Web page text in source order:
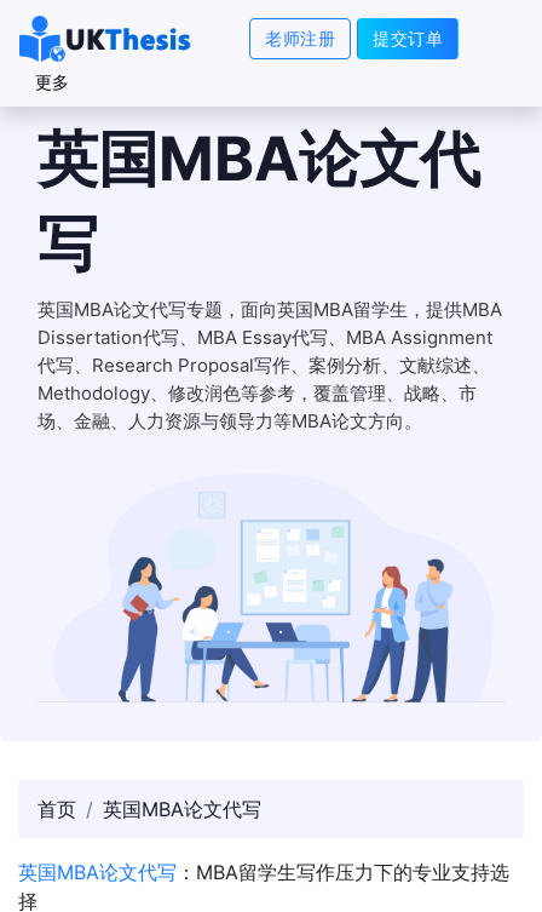
老师注册 提交订单
更多
英国MBA论文代
写
英国MBA论文代写专题，面向英国MBA留学生，提供MBA
Dissertation代写、MBA Essay代写、MBA Assignment
代写、Research Proposal写作、案例分析、文献综述、
Methodology、修改润色等参考，覆盖管理、战略、市
场、金融、人力资源与领导力等MBA论文方向。
首页 英国MBA论文代写
英国MBA论文代写 ：MBA留学生写作压力下的专业支持选
择